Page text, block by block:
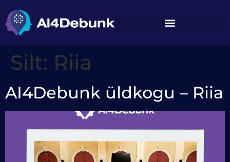
juurde
Silt: Riia
AI4Debunk üldkogu – Riia